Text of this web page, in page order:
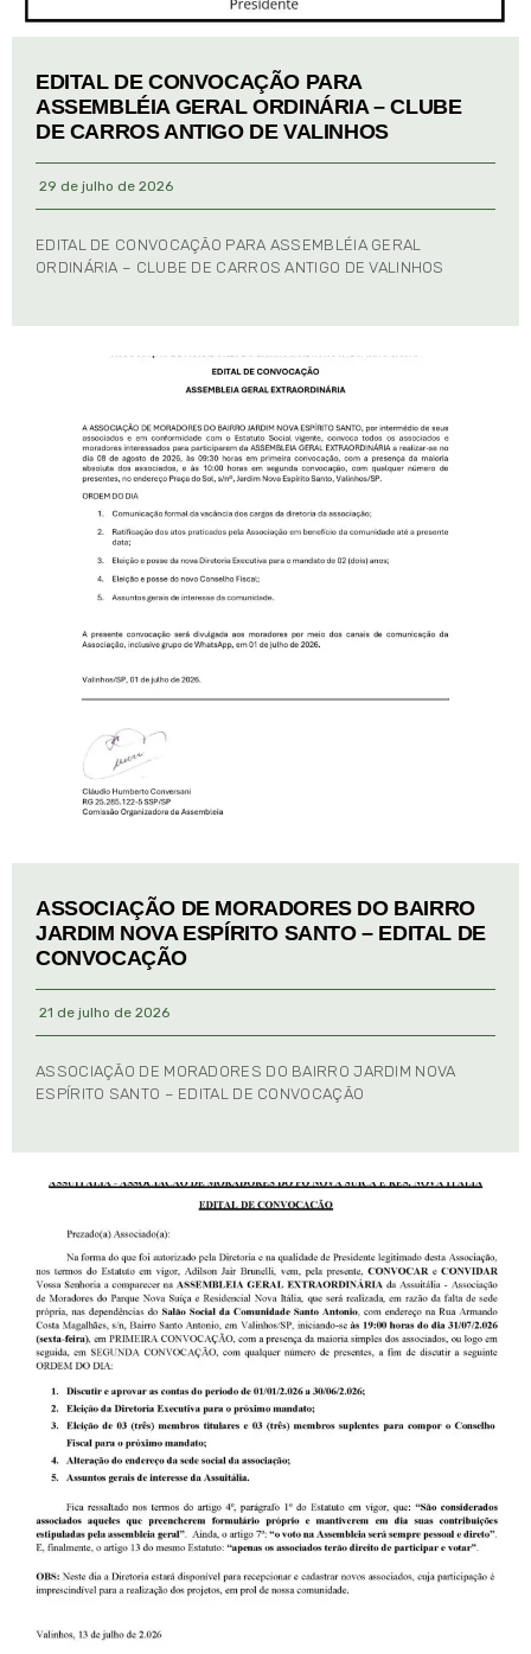
EDITAL DE CONVOCAÇÃO PARA
ASSEMBLÉIA GERAL ORDINÁRIA – CLUBE
DE CARROS ANTIGO DE VALINHOS
29 de julho de 2026
EDITAL DE CONVOCAÇÃO PARA ASSEMBLÉIA GERAL
ORDINÁRIA – CLUBE DE CARROS ANTIGO DE VALINHOS
ASSOCIAÇÃO DE MORADORES DO BAIRRO
JARDIM NOVA ESPÍRITO SANTO – EDITAL DE
CONVOCAÇÃO
21 de julho de 2026
ASSOCIAÇÃO DE MORADORES DO BAIRRO JARDIM NOVA
ESPÍRITO SANTO – EDITAL DE CONVOCAÇÃO